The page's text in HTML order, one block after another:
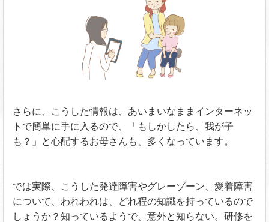
さらに、こうした情報は、あいまいなままインターネッ
トで簡単に手に入るので、「もしかしたら、我が子
も？」と心配するお母さんも、多くなっています。
では実際、こうした発達障害やグレーゾーン、愛着障害
について、われわれは、どれ程の知識を持っているので
しょうか？知っているようで、意外と知らない。研修を